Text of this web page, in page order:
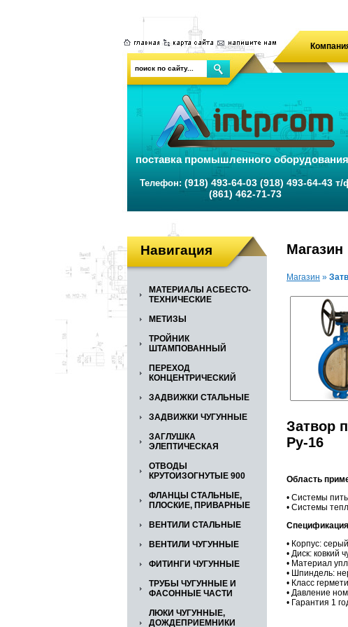
поставка промышленного оборудования
Телефон: (918) 493-64-03 (918) 493-64-43 т/
(861) 462-71-73
Навигация
МАТЕРИАЛЫ АСБЕСТО-
ТЕХНИЧЕСКИЕ
МЕТИЗЫ
ТРОЙНИК
ШТАМПОВАННЫЙ
ПЕРЕХОД
КОНЦЕНТРИЧЕСКИЙ
ЗАДВИЖКИ СТАЛЬНЫЕ
ЗАДВИЖКИ ЧУГУННЫЕ
ЗАГЛУШКА
ЭЛЕПТИЧЕСКАЯ
ОТВОДЫ
КРУТОИЗОГНУТЫЕ 900
ФЛАНЦЫ СТАЛЬНЫЕ,
ПЛОСКИЕ, ПРИВАРНЫЕ
ВЕНТИЛИ СТАЛЬНЫЕ
ВЕНТИЛИ ЧУГУННЫЕ
ФИТИНГИ ЧУГУННЫЕ
ТРУБЫ ЧУГУННЫЕ И
ФАСОННЫЕ ЧАСТИ
ЛЮКИ ЧУГУННЫЕ,
ДОЖДЕПРИЕМНИКИ
Магазин
Магазин »
Затвор
Ру-16
Область
• Системы
• Системы
• Корпус: серый
• Диск: ковкий
• Материал
• Шпиндель:
• Класс
• Давление
• Гарантия 1